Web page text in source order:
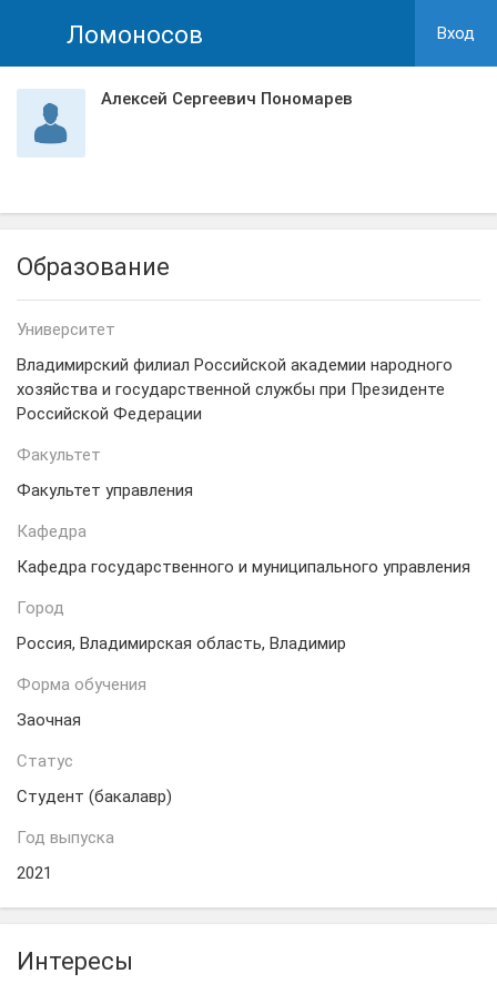
Ломоносов Вход
Алексей Сергеевич Пономарев
Образование
Университет
Владимирский филиал Российской академии народного
хозяйства и государственной службы при Президенте
Российской Федерации
Факультет
Факультет управления
Кафедра
Кафедра государственного и муниципального управления
Город
Россия, Владимирская область, Владимир
Форма обучения
Заочная
Статус
Студент (бакалавр)
Год выпуска
2021
Интересы